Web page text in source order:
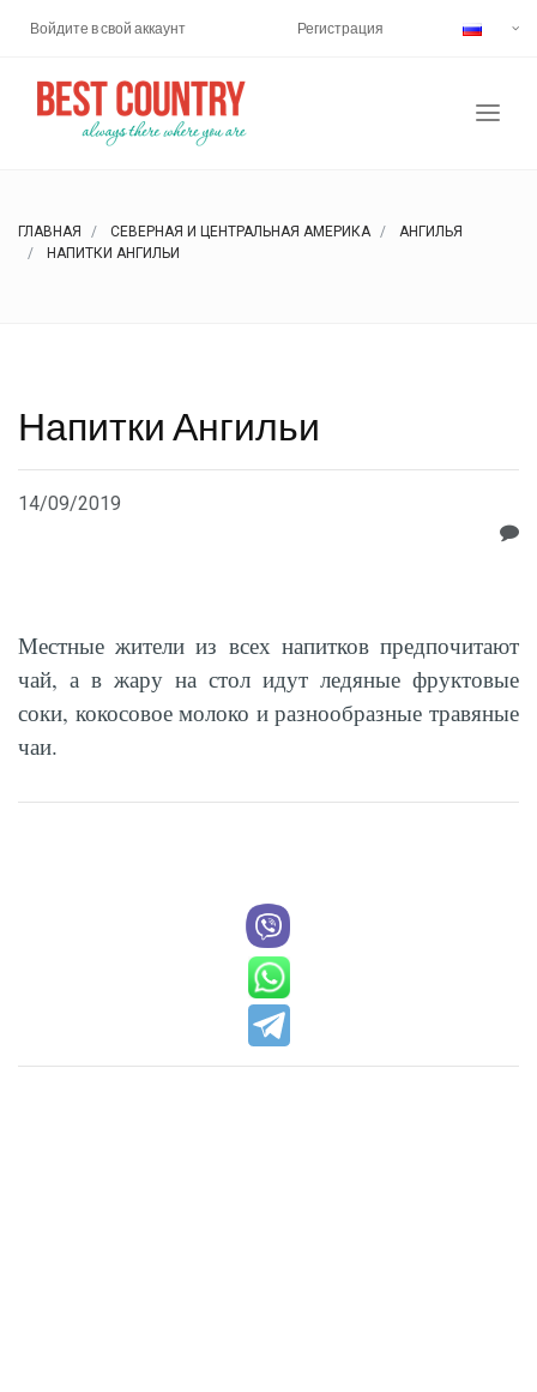
Войдите в свой аккаунт Регистрация
ГЛАВНАЯ СЕВЕРНАЯ И ЦЕНТРАЛЬНАЯ АМЕРИКА
АНГИЛЬЯ
НАПИТКИ АНГИЛЬИ
Напитки Ангильи
14/09/2019
Местные жители из всех напитков предпочитают
чай, а в жару на стол идут ледяные фруктовые
соки, кокосовое молоко и разнообразные травяные
чаи.